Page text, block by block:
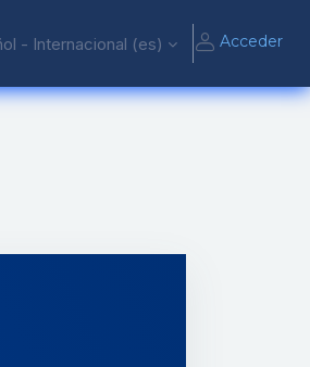
- Internacional ‎(es)‎ Acceder